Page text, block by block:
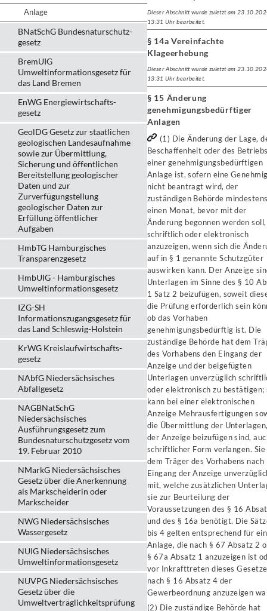
Anlage
BNatSchG Bundesnaturschutz-
gesetz
BremUIG
Umweltinformationsgesetz für
das Land Bremen
EnWG Energiewirtschafts-
gesetz
GeolDG Gesetz zur staatlichen
geologischen Landesaufnahme
sowie zur Übermittlung,
Sicherung und öffentlichen
Bereitstellung geologischer
Daten und zur
Zurverfügungstellung
geologischer Daten zur
Erfüllung öffentlicher
Aufgaben
HmbTG Hamburgisches
Transparenzgesetz
HmbUIG - Hamburgisches
Umweltinformationsgesetz
IZG-SH
Informationszugangsgesetz für
das Land Schleswig-Holstein
KrWG Kreislaufwirtschafts­
gesetz
NAbfG Niedersächsisches
Abfallgesetz
NAGBNatSchG
Niedersächsisches
Ausführungsgesetz zum
Bundesnaturschutzgesetz vom
19. Februar 2010
NMarkG Niedersächsisches
Gesetz über die Anerkennung
als Markscheiderin oder
Markscheider
NWG Niedersächsisches
Wassergesetz
NUIG Niedersächsisches
Umweltinformationsgesetz
NUVPG Niedersächsisches
Gesetz über die
Umweltverträglichkeitsprüfung
Dieser Abschnitt wurde zuletzt am
13:31 Uhr bearbeitet.
§ 14a Vereinfachte
Klageerhebung
Dieser Abschnitt wurde zuletzt am
13:31 Uhr bearbeitet.
§ 15 Änderung
genehmigungsbedürftiger
Anlagen
(1) Die Änderung der Lage,
Beschaffenheit oder des
einer genehmigungsbedürftigen
Anlage ist, sofern eine
nicht beantragt wird, der
zuständigen Behörde
einen Monat, bevor mit der
Änderung begonnen werden soll,
schriftlich oder elektronisch
anzuzeigen, wenn sich die
auf in § 1 genannte Schutzgüter
auswirken kann. Der Anzeige
Unterlagen im Sinne des § 10
1 Satz 2 beizufügen, soweit
die Prüfung erforderlich sein
ob das Vorhaben
genehmigungsbedürftig ist. Die
zuständige Behörde hat dem
des Vorhabens den Eingang der
Anzeige und der beigefügten
Unterlagen unverzüglich
oder elektronisch zu bestätigen;
kann bei einer elektronischen
Anzeige Mehrausfertigungen
die Übermittlung der
der Anzeige beizufügen sind,
schriftlicher Form verlangen.
dem Träger des Vorhabens nach
Eingang der Anzeige
mit, welche zusätzlichen
sie zur Beurteilung der
Voraussetzungen des § 16
und des § 16a benötigt. Die
bis 4 gelten entsprechend für
Anlage, die nach § 67 Absatz 2
§ 67a Absatz 1 anzuzeigen ist
vor Inkrafttreten dieses
nach § 16 Absatz 4 der
Gewerbeordnung anzuzeigen
(2) Die zuständige Behörde hat